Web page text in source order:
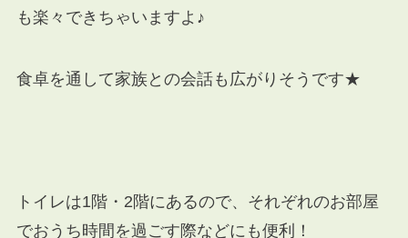
も楽々できちゃいますよ♪
食卓を通して家族との会話も広がりそうです★
トイレは1階・2階にあるので、それぞれのお部屋
でおうち時間を過ごす際などにも便利！